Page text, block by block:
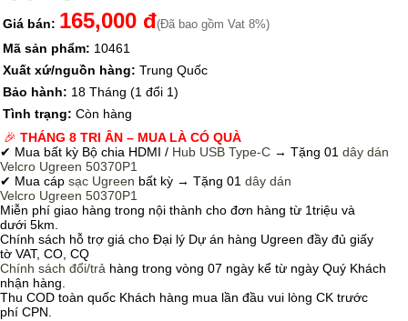
Giá bán: 165,000 đ(Đã bao gồm Vat 8%)
Mã sản phẩm: 10461
Xuất xứ/nguồn hàng: Trung Quốc
Bảo hành: 18 Tháng (1 đổi 1)
Tình trạng: Còn hàng
🎉 THÁNG 8 TRI ÂN – MUA LÀ CÓ QUÀ
✔ Mua bất kỳ Bộ chia HDMI / Hub USB Type-C → Tặng 01 dây dán
Velcro Ugreen 50370P1
✔ Mua cáp sạc Ugreen bất kỳ → Tặng 01 dây dán
Velcro Ugreen 50370P1
Miễn phí giao hàng trong nội thành cho đơn hàng từ 1triệu và
dưới 5km.
Chính sách hỗ trợ giá cho Đại lý Dự án hàng Ugreen đầy đủ giấy
tờ VAT, CO, CQ
Chính sách đổi/trả hàng trong vòng 07 ngày kể từ ngày Quý Khách
nhận hàng.
Thu COD toàn quốc Khách hàng mua lần đầu vui lòng CK trước
phí CPN.